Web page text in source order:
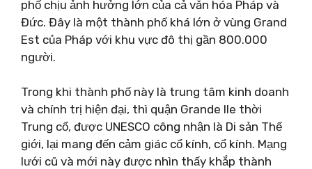
phố chịu ảnh hưởng lớn của cả văn hóa Pháp và
Đức. Đây là một thành phố khá lớn ở vùng Grand
Est của Pháp với khu vực đô thị gần 800.000
người.
Trong khi thành phố này là trung tâm kinh doanh
và chính trị hiện đại, thì quận Grande Ile thời
Trung cổ, được UNESCO công nhận là Di sản Thế
giới, lại mang đến cảm giác cổ kính, cổ kính. Mạng
lưới cũ và mới này được nhìn thấy khắp thành